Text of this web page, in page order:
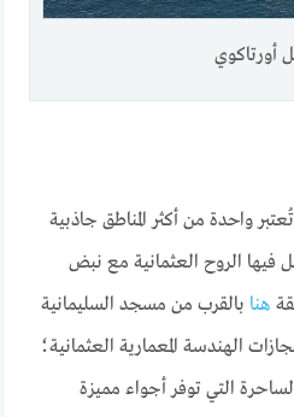
أورتاكوي
واحدة من أكثر المناطق جاذبية
فيها الروح العثمانية مع نبض
هنا بالقرب من مسجد السليمانية
الهندسة المعمارية العثمانية؛
التي توفر أجواء مميزة